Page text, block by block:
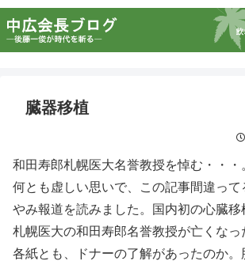
臓器移植
和田寿郎札幌医大名誉教授を悼む・・・
何とも虚しい思いで、この記事間違っ
やみ報道を読みました。国内初の心臓移
札幌医大の和田寿郎名誉教授が亡くなっ
各紙とも、ドナーの了解があったのか